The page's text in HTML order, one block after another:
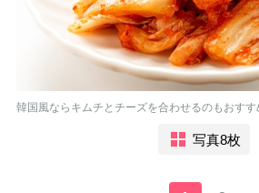
韓国風ならキムチとチーズを合わせるのもおすす
写真8枚